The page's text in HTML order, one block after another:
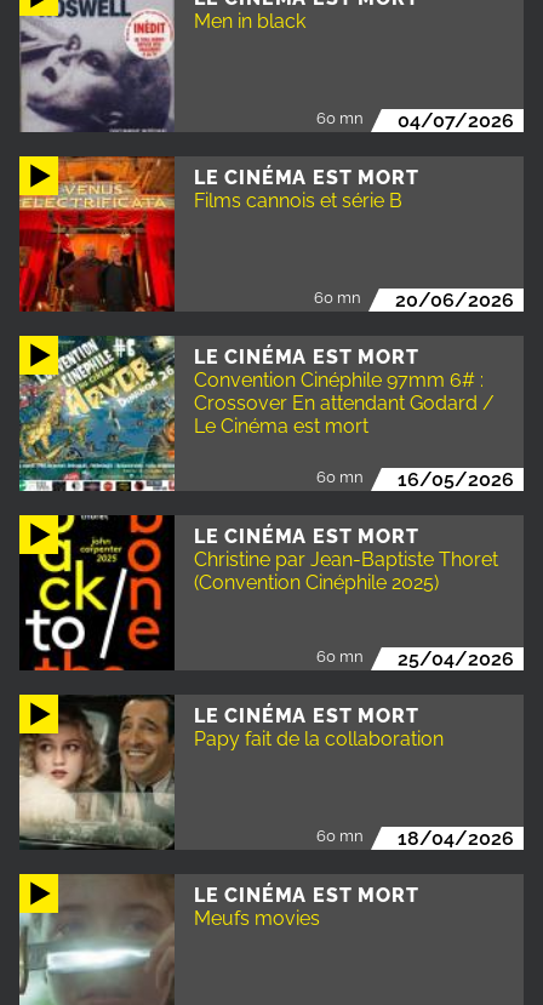
Men in black
60 mn 04/07/2026
LE CINÉMA EST MORT
Films cannois et série B
60 mn 20/06/2026
LE CINÉMA EST MORT
Convention Cinéphile 97mm 6# :
Crossover En attendant Godard /
Le Cinéma est mort
60 mn 16/05/2026
LE CINÉMA EST MORT
Christine par Jean-Baptiste Thoret
(Convention Cinéphile 2025)
60 mn 25/04/2026
LE CINÉMA EST MORT
Papy fait de la collaboration
60 mn 18/04/2026
LE CINÉMA EST MORT
Meufs movies